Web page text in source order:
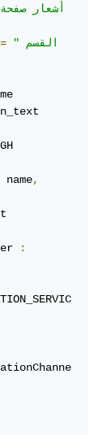
=
"القسم
name,
: